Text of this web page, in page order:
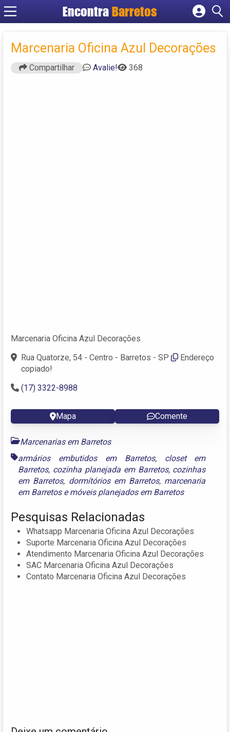
Encontra Barretos
Cadastrar empresa
Criar conta
Marcenaria Oficina Azul Decorações
Compartilhar Avalie! 368
Marcenaria Oficina Azul Decorações
Rua Quatorze, 54 - Centro - Barretos - SP
Endereço
copiado!
(17) 3322-8988
Mapa Comente
Marcenarias em Barretos
armários embutidos em Barretos, closet em
Barretos, cozinha planejada em Barretos, cozinhas
em Barretos, dormítórios em Barretos, marcenaria
em Barretosemóveis planejados em Barretos
Pesquisas Relacionadas
Whatsapp Marcenaria Oficina Azul Decorações
Suporte Marcenaria Oficina Azul Decorações
Atendimento Marcenaria Oficina Azul Decorações
SAC Marcenaria Oficina Azul Decorações
Contato Marcenaria Oficina Azul Decorações